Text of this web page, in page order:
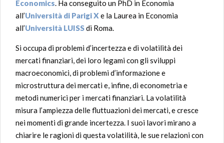
Economics . Ha conseguito un PhD in Economia
all’Università di Parigi Xe la Laurea in Economia
all’Università LUISSdi Roma.
Si occupa di problemi d’incertezza e di volatilità dei
mercati finanziari, dei loro legami con gli sviluppi
macroeconomici, di problemi d’informazione e
microstruttura dei mercati e, infine, di econometria e
metodi numerici per i mercati finanziari. La volatilità
misura l’ampiezza delle fluttuazioni dei mercati, e cresce
nei momenti di grande incertezza. I suoi lavori mirano a
chiarire le ragioni di questa volatilità, le sue relazioni con